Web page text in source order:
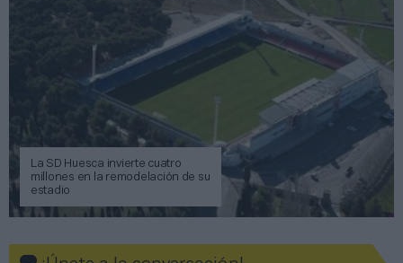
La SD Huesca invierte cuatro
millones en la remodelación de su
estadio